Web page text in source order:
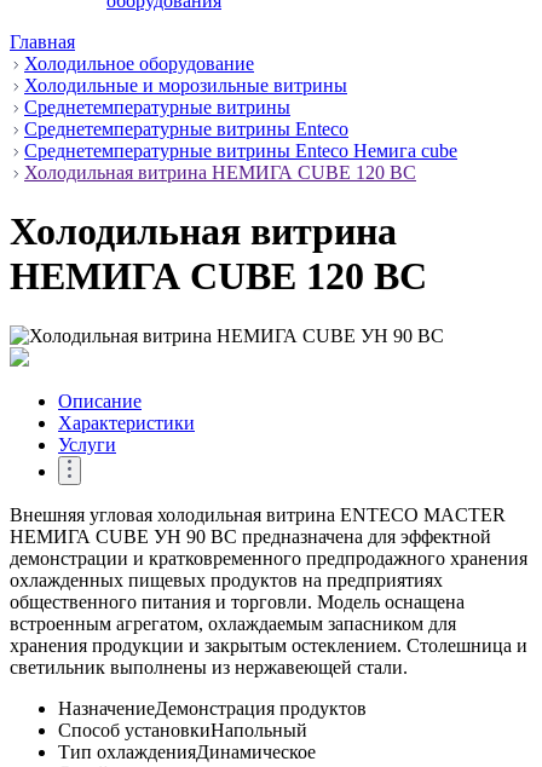
Главная
Холодильное оборудование
Холодильные и морозильные витрины
Среднетемпературные витрины
Среднетемпературные витрины Enteco
Среднетемпературные витрины Enteco Немига cube
Холодильная витрина НЕМИГА CUBE 120 ВС
Холодильная витрина
НЕМИГА CUBE 120 ВС
Описание
Характеристики
Услуги
Внешняя угловая холодильная витрина ENTECO MACTER
НЕМИГА CUBE УН 90 ВС предназначена для эффектной
демонстрации и кратковременного предпродажного хранения
охлажденных пищевых продуктов на предприятиях
общественного питания и торговли. Модель оснащена
встроенным агрегатом, охлаждаемым запасником для
хранения продукции и закрытым остеклением. Столешница и
светильник выполнены из нержавеющей стали.
НазначениеДемонстрация продуктов
Способ установкиНапольный
Тип охлажденияДинамическое